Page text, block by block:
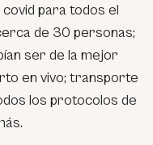
para todos el
de 30 personas;
ser de la mejor
en vivo; transporte
los protocolos de